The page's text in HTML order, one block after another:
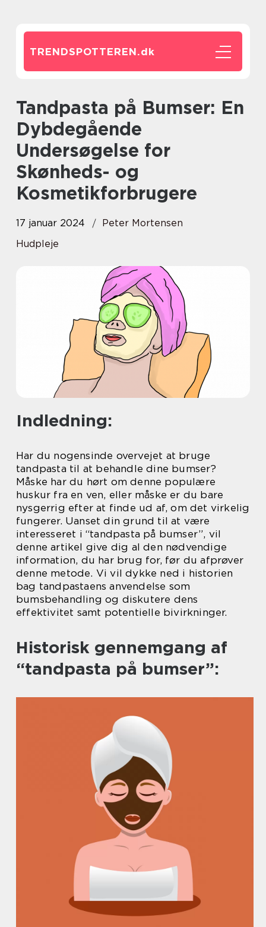
TRENDSPOTTEREN.dk
Tandpasta på Bumser: En
Dybdegående
Undersøgelse for
Skønheds- og
Kosmetikforbrugere
17 januar 2024
Peter Mortensen
Hudpleje
Indledning:
Har du nogensinde overvejet at bruge
tandpasta til at behandle dine bumser?
Måske har du hørt om denne populære
huskur fra en ven, eller måske er du bare
nysgerrig efter at finde ud af, om det virkelig
fungerer. Uanset din grund til at være
interesseret i “tandpasta på bumser”, vil
denne artikel give dig al den nødvendige
information, du har brug for, før du afprøver
denne metode. Vi vil dykke ned i historien
bag tandpastaens anvendelse som
bumsbehandling og diskutere dens
effektivitet samt potentielle bivirkninger.
Historisk gennemgang af
“tandpasta på bumser”: